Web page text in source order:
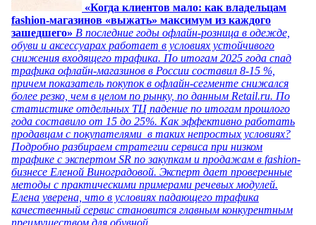
«Когда клиентов мало: как владельцам
fashion-магазинов «выжать» максимум из каждого
зашедшего» В последние годы офлайн-розница в одежде,
обуви и аксессуарах работает в условиях устойчивого
снижения входящего трафика. По итогам 2025 года спад
трафика офлайн-магазинов в России составил 8-15 %,
причем показатель покупок в офлайн-сегменте снижался
более резко, чем в целом по рынку, по данным Retail.ru. По
статистике отдельных ТЦ падение по итогам прошлого
года составило от 15 до 25%. Как эффективно работать
продавцам с покупателями в таких непростых условиях?
Подробно разбираем стратегии сервиса при низком
трафике с экспертом SR по закупкам и продажам в fashion-
бизнесе Еленой Виноградовой. Эксперт дает проверенные
методы с практическими примерами речевых модулей.
Елена уверена, что в условиях падающего трафика
качественный сервис становится главным конкурентным
преимуществом для обувной